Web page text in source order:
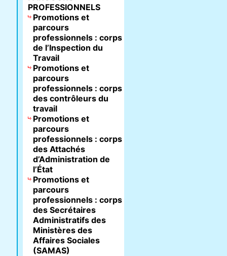
PROFESSIONNELS
Promotions et
parcours
professionnels : corps
de l’Inspection du
Travail
Promotions et
parcours
professionnels : corps
des contrôleurs du
travail
Promotions et
parcours
professionnels : corps
des Attachés
d’Administration de
l’État
Promotions et
parcours
professionnels : corps
des Secrétaires
Administratifs des
Ministères des
Affaires Sociales
(SAMAS)